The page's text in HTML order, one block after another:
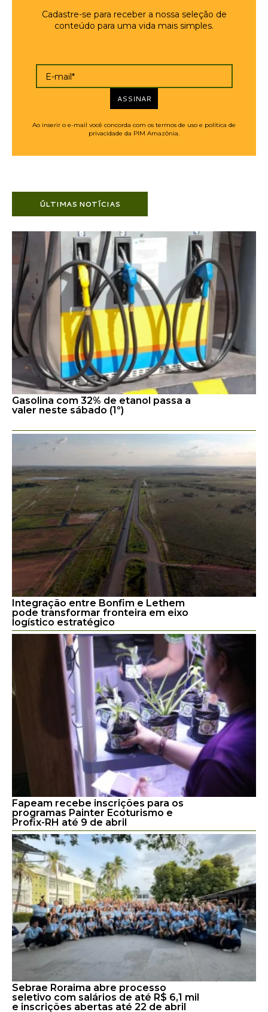
Cadastre-se para receber a nossa seleção de
conteúdo para uma vida mais simples.
E-mail*
ASSINAR
Ao inserir o e-mail você concorda com os termos de uso e política de
privacidade da PIM Amazônia.
ÚLTIMAS NOTÍCIAS
Gasolina com 32% de etanol passa a
valer neste sábado (1º)
Integração entre Bonfim e Lethem
pode transformar fronteira em eixo
logístico estratégico
Fapeam recebe inscrições para os
programas Painter Ecoturismo e
Profix-RH até 9 de abril
Sebrae Roraima abre processo
seletivo com salários de até R$ 6,1 mil
e inscrições abertas até 22 de abril